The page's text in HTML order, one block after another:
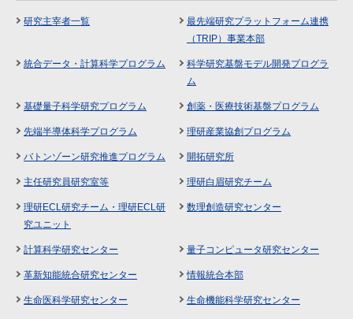
研究主宰者一覧
最先端研究プラットフォーム連携
（TRIP）事業本部
統合データ・計算科学プログラム
科学研究基盤モデル開発プログラ
ム
基礎量子科学研究プログラム 創薬・医療技術基盤プログラム
先端半導体科学プログラム 理研産業協創プログラム
バトンゾーン研究推進プログラム 開拓研究所
主任研究員研究室等 理研白眉研究チーム
理研ECL研究チーム・理研ECL研
究ユニット
数理創造研究センター
計算科学研究センター 量子コンピュータ研究センター
革新知能統合研究センター 情報統合本部
生命医科学研究センター 生命機能科学研究センター